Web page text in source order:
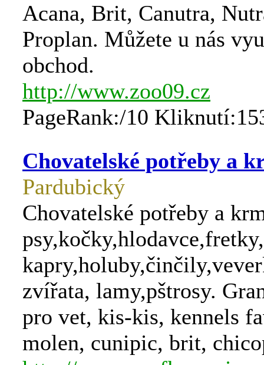
Acana, Brit, Canutra,
Proplan. Můžete u nás
obchod.
http://www.zoo09.cz
PageRank:/10
Chovatelské potřeby a
Pardubický
Chovatelské potřeby a
zvířata, lamy,pštrosy.
pro vet, kis-kis, kennels
molen, cunipic, brit,